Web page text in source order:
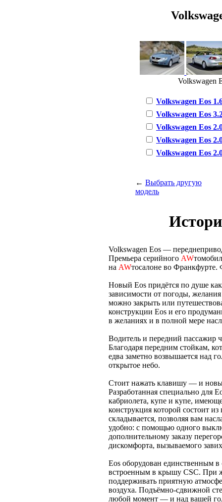
Volkswagen
Volkswagen Eos
Volkswagen Eos
Volkswagen Eos
Volkswagen Eos
Volkswagen Eos
← Выбрать другую
модель
Volkswagen Eos —
Премьера серийного AW
на AWтосалоне во Франкфурте.
Новый Eos придётся по душе
зависимости от погоды,
можно закрыть или
конструкции Eos и его
в желаниях и в полной мере
Водитель и передний пассажир
Благодаря передним стойкам,
едва заметно возвышается над
открытое небо.
Стоит нажать клавишу — и
Разработанная специально для
кабриолета, купе и купе,
конструкция которой состоит
складывается, позволяя вам
удобно: с помощью одного
дополнительному заказу
дискомфорта, вызываемого
Eos оборудован единственным
встроенным в крышу CSC. При
поддерживать приятную
воздуха. Подъёмно-сдвижной
любой момент — и над вашей